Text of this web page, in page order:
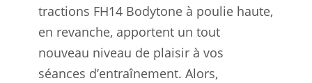
tractions FH14 Bodytone à poulie haute,
en revanche, apportent un tout
nouveau niveau de plaisir à vos
séances d’entraînement. Alors,